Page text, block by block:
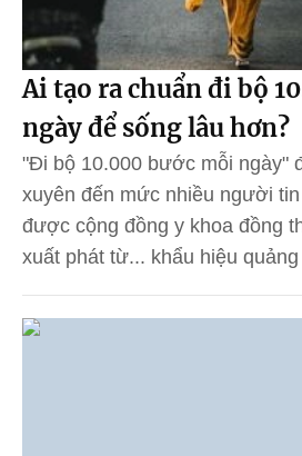
Ai tạo ra chuẩn đi bộ
ngày để sống lâu hơn?
"Đi bộ 10.000 bước mỗi ngày"
xuyên đến mức nhiều người
được cộng đồng y khoa đồng
xuất phát từ... khẩu hiệu quảng